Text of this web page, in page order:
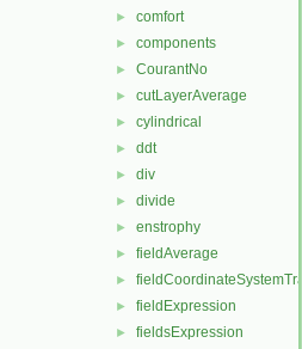
► comfort
► components
► CourantNo
► cutLayerAverage
► cylindrical
► ddt
► div
► divide
► enstrophy
► fieldAverage
►
► fieldExpression
► fieldsExpression